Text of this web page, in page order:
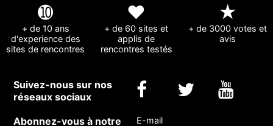
➓
+ de 10 ans
d'experience des
sites de rencontres
❤
+ de 60 sites et
applis de
rencontres testés
★
+ de 3000 votes et
avis
Suivez-nous sur nos
réseaux sociaux
Abonnez-vous à notre
E-mail